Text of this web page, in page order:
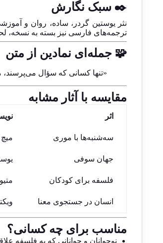
✒️ سبک نگارش
نثر یوستین گردر، ساده، روان و
ترجمه‌های فارسی نیز بسته به نسخه،
🧩 جمله‌ای نمادین از متن
«تنها کسانی که سؤال می‌پرسند،
مقایسه با آثار مشابه
اثر
سه‌شنبه‌ها با موری میچ
جهان سوفی
فلسفه برای کودکان
انسان در جستجوی معنا
مناسب برای چه کسانی؟
نوجوانان و جوانانی که به فلسفه